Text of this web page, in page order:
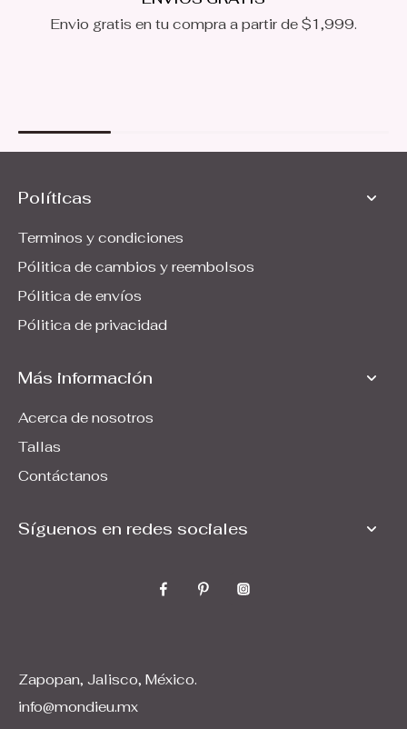
Envio gratis en tu compra a partir de $1,999.
Políticas
Terminos y condiciones
Pólitica de cambios y reembolsos
Pólitica de envíos
Pólitica de privacidad
Más información
Acerca de nosotros
Tallas
Contáctanos
Síguenos en redes sociales
Zapopan, Jalisco, México.
info@mondieu.mx